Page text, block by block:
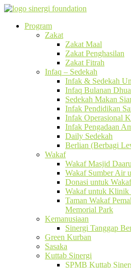
Program
Zakat
Zakat Maal
Zakat Penghasilan
Zakat Fitrah
Infaq – Sedekah
Infak & Sedekah
Infaq Bulanan
Sedekah Makan
Infak Pendidikan
Infak Operasional
Infak Pengadaan
Daily Sedekah
Berlian (Berbagi
Wakaf
Wakaf Masjid
Wakaf Sumber Air
Donasi untuk
Wakaf untuk Klinik
Taman Wakaf
Memorial Park
Kemanusiaan
Sinergi Tanggap
Green Kurban
Sasaka
Kuttab Sinergi
SPMB Kuttab